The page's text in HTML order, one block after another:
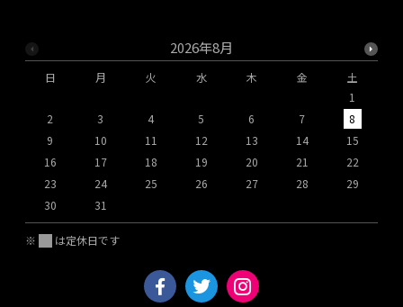
2026年8月
日 月 火 水 木 金
土
1
2
3 4 5 6 7
8
9
10 11 12 13 14
15
16
17 18 19 20 21
22
23
24 25 26 27 28
29
30
31
※ は定休日です